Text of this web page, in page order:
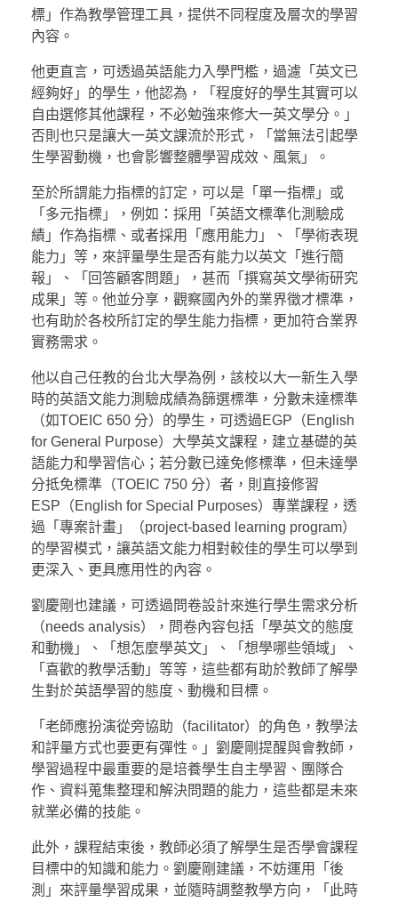
標」作為教學管理工具，提供不同程度及層次的學習
內容。
他更直言，可透過英語能力入學門檻，過濾「英文已
經夠好」的學生，他認為，「程度好的學生其實可以
自由選修其他課程，不必勉強來修大一英文學分。」
否則也只是讓大一英文課流於形式，「當無法引起學
生學習動機，也會影響整體學習成效、風氣」。
至於所謂能力指標的訂定，可以是「單一指標」或
「多元指標」，例如：採用「英語文標準化測驗成
績」作為指標、或者採用「應用能力」、「學術表現
能力」等，來評量學生是否有能力以英文「進行簡
報」、「回答顧客問題」，甚而「撰寫英文學術研究
成果」等。他並分享，觀察國內外的業界徵才標準，
也有助於各校所訂定的學生能力指標，更加符合業界
實務需求。
他以自己任教的台北大學為例，該校以大一新生入學
時的英語文能力測驗成績為篩選標準，分數未達標準
（如TOEIC 650 分）的學生，可透過EGP（English
for General Purpose）大學英文課程，建立基礎的英
語能力和學習信心；若分數已達免修標準，但未達學
分抵免標準（TOEIC 750 分）者，則直接修習
ESP（English for Special Purposes）專業課程，透
過「專案計畫」（project-based learning program）
的學習模式，讓英語文能力相對較佳的學生可以學到
更深入、更具應用性的內容。
劉慶剛也建議，可透過問卷設計來進行學生需求分析
（needs analysis），問卷內容包括「學英文的態度
和動機」、「想怎麼學英文」、「想學哪些領域」、
「喜歡的教學活動」等等，這些都有助於教師了解學
生對於英語學習的態度、動機和目標。
「老師應扮演從旁協助（facilitator）的角色，教學法
和評量方式也要更有彈性。」劉慶剛提醒與會教師，
學習過程中最重要的是培養學生自主學習、團隊合
作、資料蒐集整理和解決問題的能力，這些都是未來
就業必備的技能。
此外，課程結束後，教師必須了解學生是否學會課程
目標中的知識和能力。劉慶剛建議，不妨運用「後
測」來評量學習成果，並隨時調整教學方向，「此時